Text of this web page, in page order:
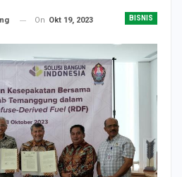
BISNIS
On Okt 19, 2023